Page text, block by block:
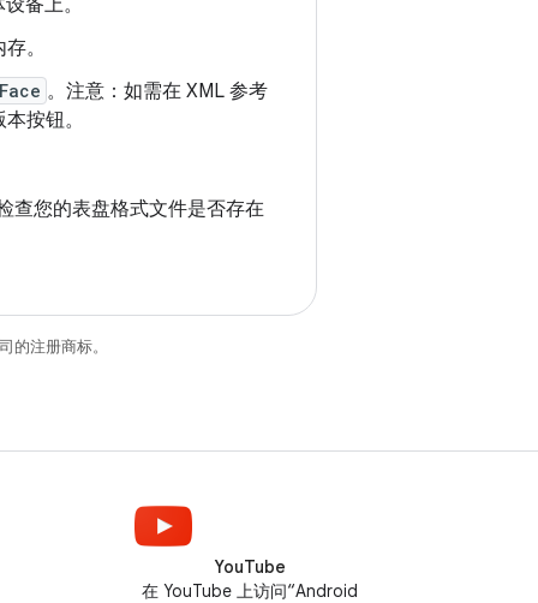
。
。注意：如需在 XML 参考
按钮。
查您的表盘格式文件是否存在
的注册商标。
YouTube
在 YouTube 上访问“Android